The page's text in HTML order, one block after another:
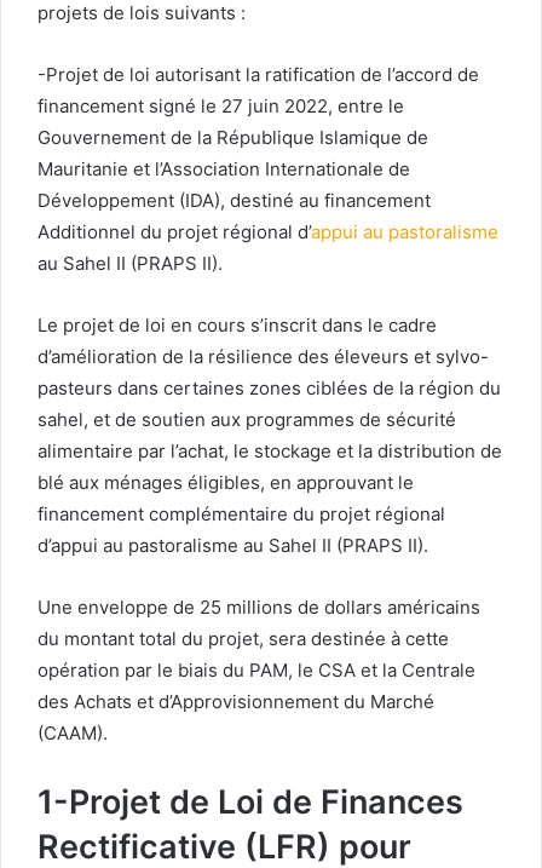
projets de lois suivants :
-Projet de loi autorisant la ratification de l’accord de
financement signé le 27 juin 2022, entre le
Gouvernement de la République Islamique de
Mauritanie et l’Association Internationale de
Développement (IDA), destiné au financement
Additionnel du projet régional d’appui au pastoralisme
au Sahel II (PRAPS II).
Le projet de loi en cours s’inscrit dans le cadre
d’amélioration de la résilience des éleveurs et sylvo-
pasteurs dans certaines zones ciblées de la région du
sahel, et de soutien aux programmes de sécurité
alimentaire par l’achat, le stockage et la distribution de
blé aux ménages éligibles, en approuvant le
financement complémentaire du projet régional
d’appui au pastoralisme au Sahel II (PRAPS II).
Une enveloppe de 25 millions de dollars américains
du montant total du projet, sera destinée à cette
opération par le biais du PAM, le CSA et la Centrale
des Achats et d’Approvisionnement du Marché
(CAAM).
1-Projet de Loi de Finances
Rectificative (LFR) pour